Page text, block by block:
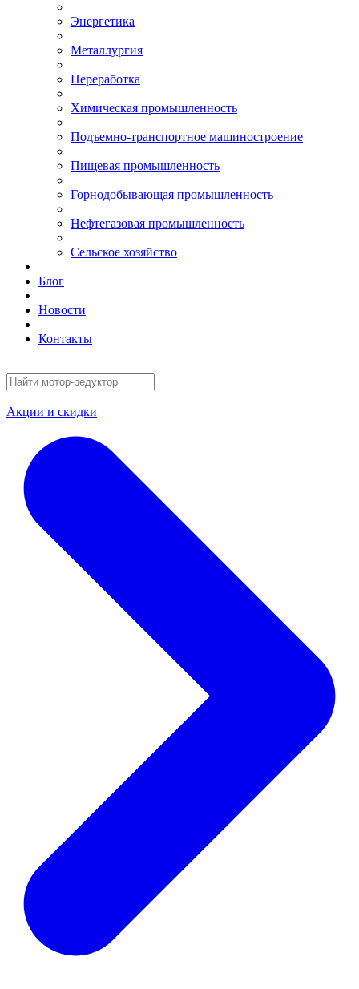
Энергетика
Металлургия
Переработка
Химическая промышленность
Подъемно-транспортное машиностроение
Пищевая промышленность
Горнодобывающая промышленность
Нефтегазовая промышленность
Сельское хозяйство
Блог
Новости
Контакты
Акции и скидки